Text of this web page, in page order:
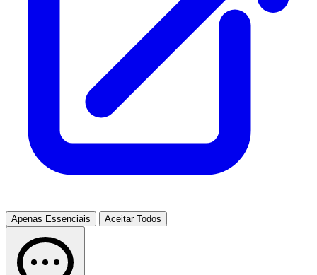
Apenas Essenciais Aceitar Todos